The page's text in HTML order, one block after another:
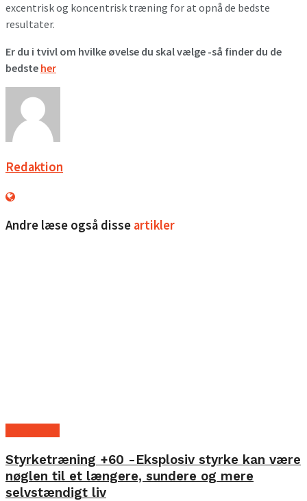
excentrisk og koncentrisk træning for at opnå de bedste
resultater.
Er du i tvivl om hvilke øvelse du skal vælge -så finder du de
bedste her
Redaktion
Andre læse også disse artikler
Styrketræning +60 -Eksplosiv styrke kan være
nøglen til et længere, sundere og mere
selvstændigt liv